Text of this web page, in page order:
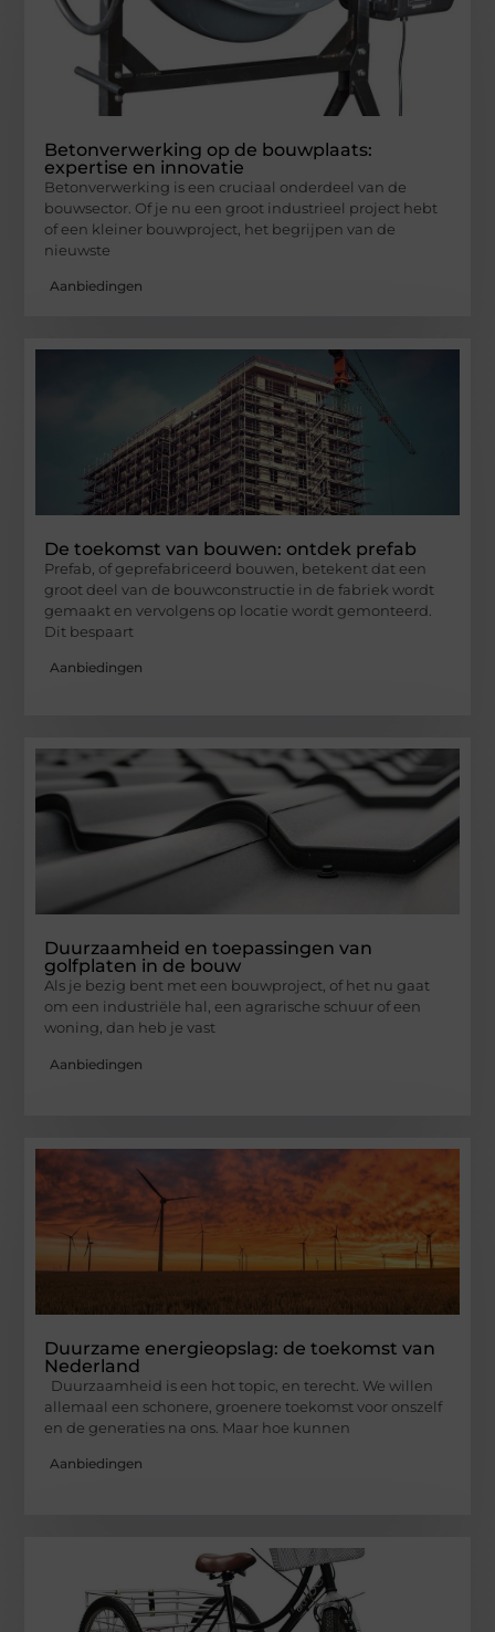
Betonverwerking op de bouwplaats:
expertise en innovatie
Betonverwerking is een cruciaal onderdeel van de
bouwsector. Of je nu een groot industrieel project hebt
of een kleiner bouwproject, het begrijpen van de
nieuwste
Aanbiedingen
De toekomst van bouwen: ontdek prefab
Prefab, of geprefabriceerd bouwen, betekent dat een
groot deel van de bouwconstructie in de fabriek wordt
gemaakt en vervolgens op locatie wordt gemonteerd.
Dit bespaart
Aanbiedingen
Duurzaamheid en toepassingen van
golfplaten in de bouw
Als je bezig bent met een bouwproject, of het nu gaat
om een industriële hal, een agrarische schuur of een
woning, dan heb je vast
Aanbiedingen
Duurzame energieopslag: de toekomst van
Nederland
Duurzaamheid is een hot topic, en terecht. We willen
allemaal een schonere, groenere toekomst voor onszelf
en de generaties na ons. Maar hoe kunnen
Aanbiedingen